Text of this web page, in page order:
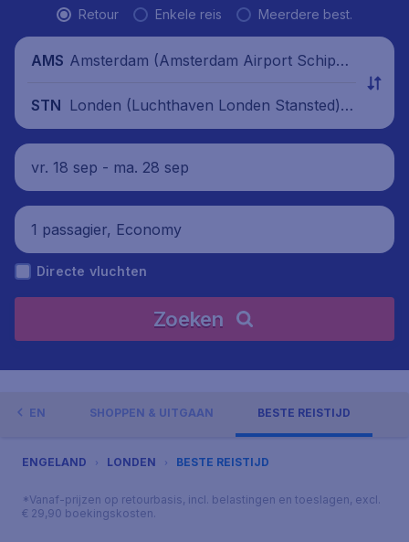
Retour Enkele reis Meerdere best.
AMS Amsterdam (Amsterdam Airport Schipho
STN Londen (Luchthaven Londen Stansted),
Verenigd Koninkrijk
vr. 18 sep - ma. 28 sep
1 passagier, Economy
Directe vluchten
Zoeken
SHOPPEN & UITGAAN BESTE REISTIJD
ENGELAND LONDEN BESTE REISTIJD
*Vanaf-prijzen op retourbasis, incl. belastingen en toeslagen, excl.
€ 29,90 boekingskosten.